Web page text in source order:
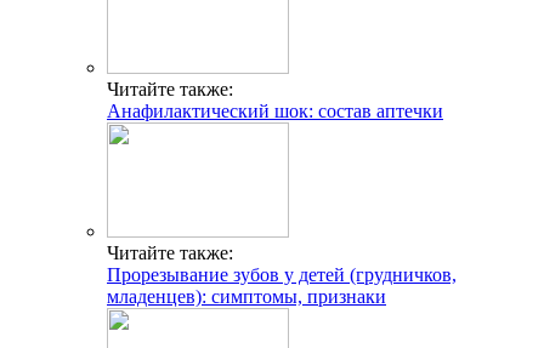
Читайте также:
Анафилактический шок: состав аптечки
Читайте также:
Прорезывание зубов у детей (грудничков,
младенцев): симптомы, признаки